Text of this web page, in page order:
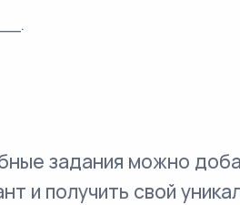
задания можно
и получить свой